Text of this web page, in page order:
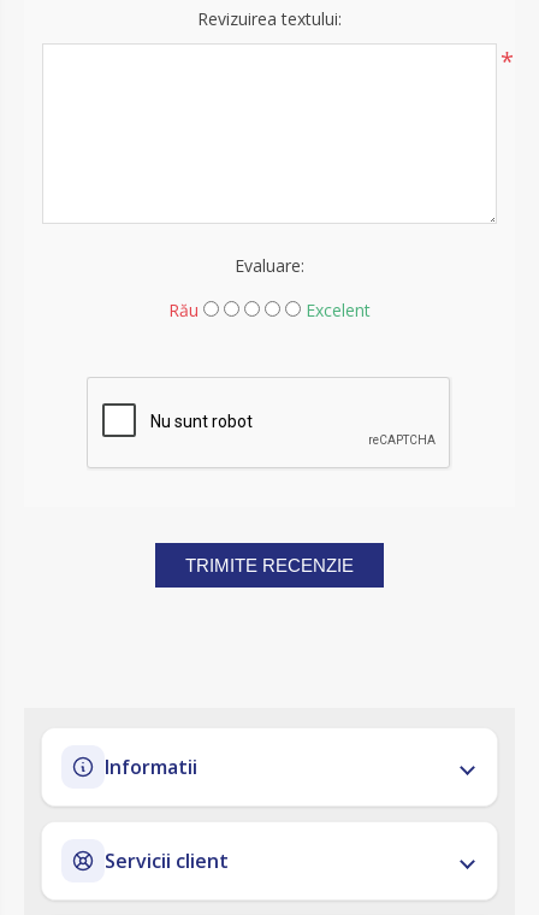
Revizuirea textului:
*
Evaluare:
Rău
Excelent
TRIMITE RECENZIE
Informatii
Servicii client